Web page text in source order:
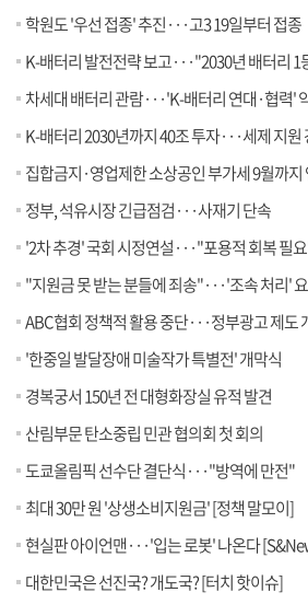
학원도 '우선 접종' 추진···고3 19일부터 접종
K-배터리 발전전략 보고···"2030년 배터리 1
차세대 배터리 관람···'K-배터리 연대·협력'
K-배터리 2030년까지 40조 투자···세제 지원
집합금지·영업제한 소상공인 부가세 9월까지
정부, 석유시장 긴급점검···사재기 단속
'2차 추경' 국회 시정연설···"포용적 회복 필
"지원금 못 받는 분들에 죄송"···'조속 처리'
ABC협회 정책적 활용 중단···정부광고 제도
'한중일 발달장애 미술작가 특별전' 개막식
경복궁서 150년 전 대형화장실 유적 발견
산림부문 탄소중립 민관 협의회 첫 회의
도쿄올림픽 선수단 결단식···"방역에 만전"
최대 30만 원 '상생소비지원금' [정책 말모이]
현실판 아이언맨···'입는 로봇' 나온다
대한민국은 선진국? 개도국? [터치 핫이슈]